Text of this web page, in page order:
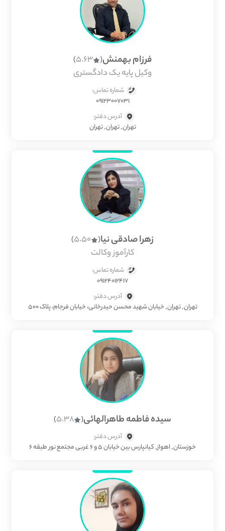
فرزام بهمنش(
5.63
)
وکیل پایه یک دادگستری
شماره تماس:
09123007031
آدرس دفتر:
تهران, تهران, تهران
زهرا صادقی نیا(
5.50
)
کارآموز وکالت
شماره تماس:
09124012417
آدرس دفتر:
تهران, تهران, خیابان شهید محسن حیدرخانی، خیابان فرجام، پلاک ۵۰۰
سیده فاطمه طاهرالهائی(
5.38
)
آدرس دفتر:
خوزستان, اهواز, کیانپارس بین خیابان 5 و 6 غربی مجتمع نور طبقه 6